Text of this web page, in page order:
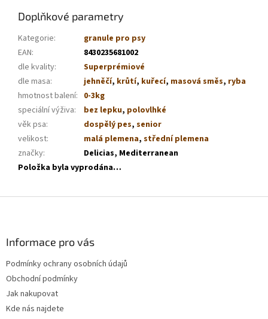
Doplňkové parametry
Kategorie:
granule pro psy
EAN:
8430235681002
dle kvality:
Superprémiové
dle masa: jehněčí, krůtí, kuřecí, masová směs, ryba
hmotnost balení: 0-3kg
speciální výživa: bez lepku, polovlhké
věk psa: dospělý pes, senior
velikost: malá plemena, střední plemena
značky:
Delicias, Mediterranean
Položka byla vyprodána…
Informace pro vás
Podmínky ochrany osobních údajů
Obchodní podmínky
Jak nakupovat
Kde nás najdete